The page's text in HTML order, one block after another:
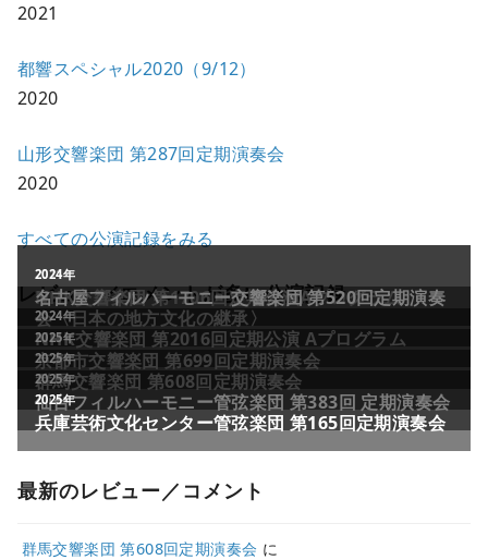
2021
都響スペシャル2020（9/12）
2020
山形交響楽団 第287回定期演奏会
2020
すべての公演記録をみる
レビュー／コメントが多い公演記録
最新のレビュー／コメント
群馬交響楽団 第608回定期演奏会 に